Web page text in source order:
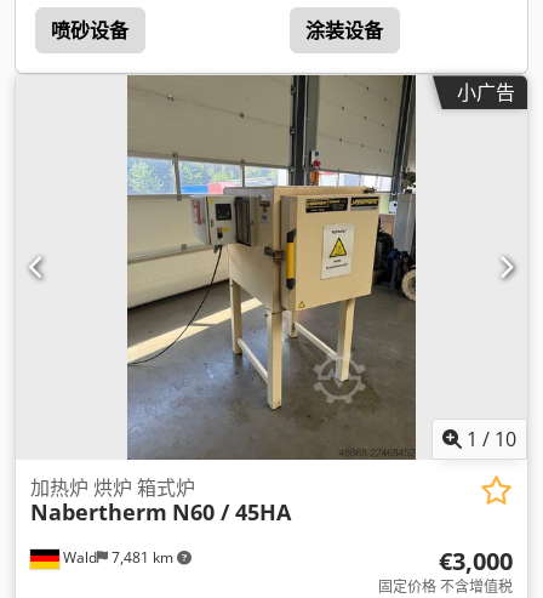
喷砂设备 涂装设备
小广告
1 / 10
Wald 7,481 km
加热炉 烘炉 箱式炉
Nabertherm N60 / 45HA
€3,000
固定价格 不含增值税